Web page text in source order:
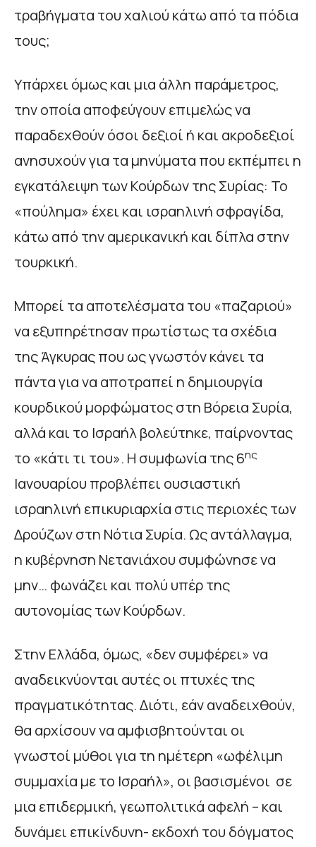
τραβήγματα του χαλιού κάτω από τα πόδια
τους;
Υπάρχει όμως και μια άλλη παράμετρος,
την οποία αποφεύγουν επιμελώς να
παραδεχθούν όσοι δεξιοί ή και ακροδεξιοί
ανησυχούν για τα μηνύματα που εκπέμπει η
εγκατάλειψη των Κούρδων της Συρίας: Το
«πούλημα» έχει και ισραηλινή σφραγίδα,
κάτω από την αμερικανική και δίπλα στην
τουρκική.
Μπορεί τα αποτελέσματα του «παζαριού»
να εξυπηρέτησαν πρωτίστως τα σχέδια
της Άγκυρας που ως γνωστόν κάνει τα
πάντα για να αποτραπεί η δημιουργία
κουρδικού μορφώματος στη Βόρεια Συρία,
αλλά και το Ισραήλ βολεύτηκε, παίρνοντας
το «κάτι τι του». Η συμφωνία της 6ης
Ιανουαρίου προβλέπει ουσιαστική
ισραηλινή επικυριαρχία στις περιοχές των
Δρούζων στη Νότια Συρία. Ως αντάλλαγμα,
η κυβέρνηση Νετανιάχου συμφώνησε να
μην… φωνάζει και πολύ υπέρ της
αυτονομίας των Κούρδων.
Στην Ελλάδα, όμως, «δεν συμφέρει» να
αναδεικνύονται αυτές οι πτυχές της
πραγματικότητας. Διότι, εάν αναδειχθούν,
θα αρχίσουν να αμφισβητούνται οι
γνωστοί μύθοι για τη ημέτερη «ωφέλιμη
συμμαχία με το Ισραήλ», οι βασισμένοι σε
μια επιδερμική, γεωπολιτικά αφελή – και
δυνάμει επικίνδυνη- εκδοχή του δόγματος